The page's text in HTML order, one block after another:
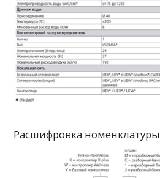
Расшифровка номенклатуры